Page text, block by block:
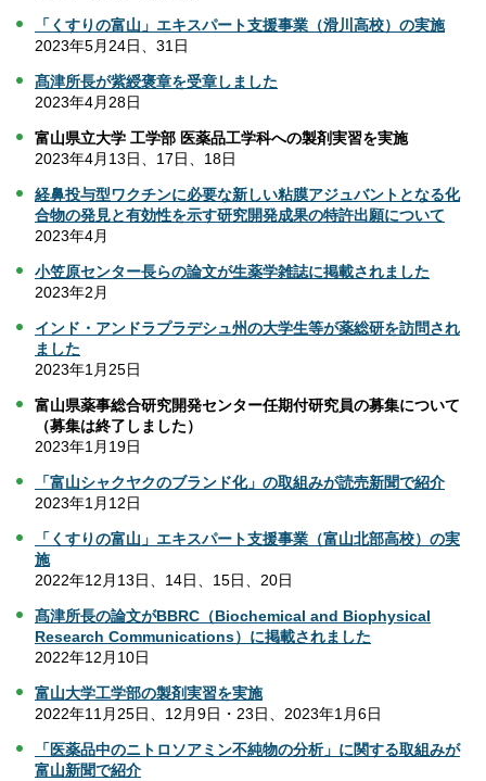
「くすりの富山」エキスパート支援事業（滑川高校）の実施
2023年5月24日、31日
髙津所長が紫綬褒章を受章しました
2023年4月28日
富山県立大学 工学部 医薬品工学科への製剤実習を実施
2023年4月13日、17日、18日
経鼻投与型ワクチンに必要な新しい粘膜アジュバントとなる化
合物の発見と有効性を示す研究開発成果の特許出願について
2023年4月
小笠原センター長らの論文が生薬学雑誌に掲載されました
2023年2月
インド・アンドラプラデシュ州の大学生等が薬総研を訪問され
ました
2023年1月25日
富山県薬事総合研究開発センター任期付研究員の募集について
（募集は終了しました）
2023年1月19日
「富山シャクヤクのブランド化」の取組みが読売新聞で紹介
2023年1月12日
「くすりの富山」エキスパート支援事業（富山北部高校）の実
施
2022年12月13日、14日、15日、20日
髙津所長の論文がBBRC（Biochemical and Biophysical
Research Communications）に掲載されました
2022年12月10日
富山大学工学部の製剤実習を実施
2022年11月25日、12月9日・23日、2023年1月6日
「医薬品中のニトロソアミン不純物の分析」に関する取組みが
富山新聞で紹介